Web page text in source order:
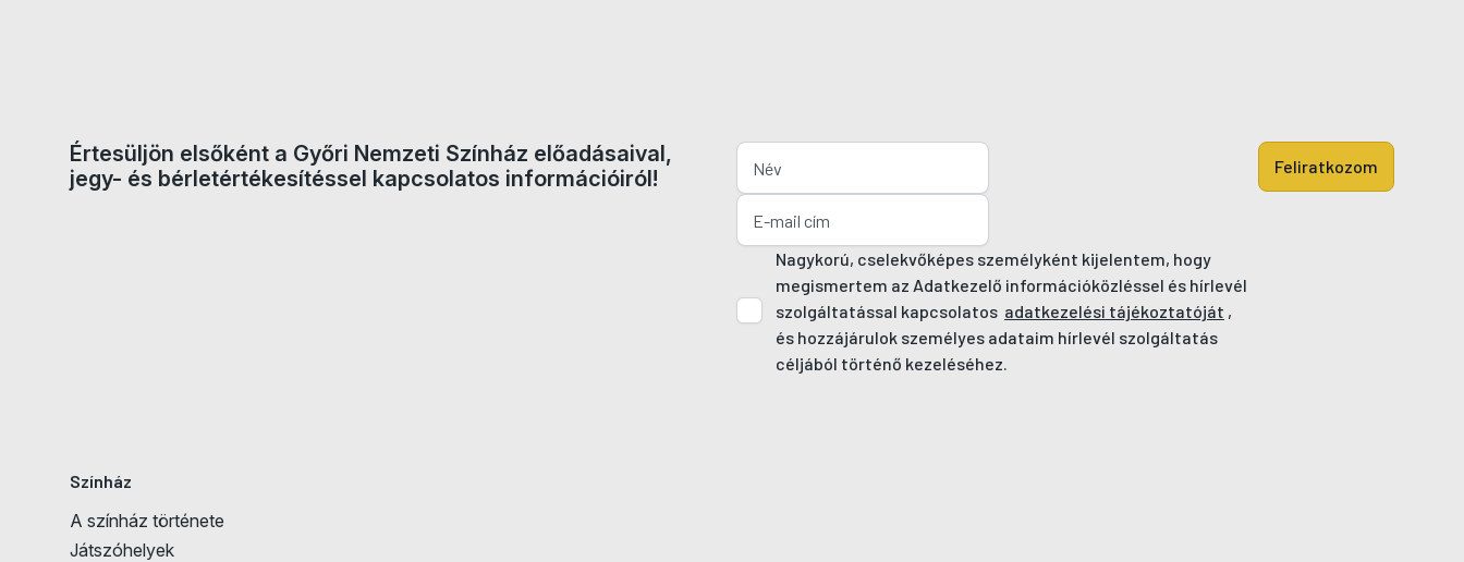
Értesüljön elsőként a Győri Nemzeti Színház előadásaival,
jegy- és bérletértékesítéssel kapcsolatos információiról!
Nagykorú, cselekvőképes személyként kijelentem, hogy
megismertem az Adatkezelő információközléssel és hírlevél
szolgáltatással kapcsolatos adatkezelési tájékoztatóját ,
és hozzájárulok személyes adataim hírlevél szolgáltatás
céljából történő kezeléséhez.
Feliratkozom
Színház
A színház története
Játszóhelyek